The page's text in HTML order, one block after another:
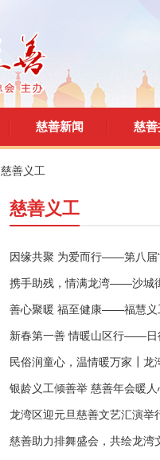
慈善新闻 慈善
慈善义工
慈善义工
因缘共聚 为爱而行——第八届
携手助残，情满龙湾——沙城
善心聚暖 福至健康——福慧义
新春第一善 情暖山区行——日
民俗润童心，温情暖万家┃龙
银龄义工倾善举 慈善年会暖人
龙湾区迎元旦慈善文艺汇演举
慈善助力排舞盛会，共绘龙湾